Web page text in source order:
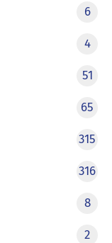
6
4
51
65
315
316
8
2